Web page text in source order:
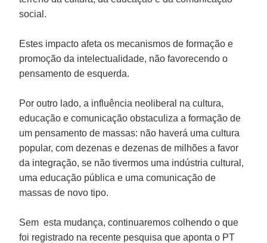
social.
Estes impacto afeta os mecanismos de formação e
promoção da intelectualidade, não favorecendo o
pensamento de esquerda.
Por outro lado, a influência neoliberal na cultura,
educação e comunicação obstaculiza a formação de
um pensamento de massas: não haverá uma cultura
popular, com dezenas e dezenas de milhões a favor
da integração, se não tivermos uma indústria cultural,
uma educação pública e uma comunicação de
massas de novo tipo.
Sem esta mudança, continuaremos colhendo o que
foi registrado na recente pesquisa que aponta o PT